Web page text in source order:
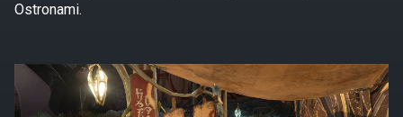
Ostronami.